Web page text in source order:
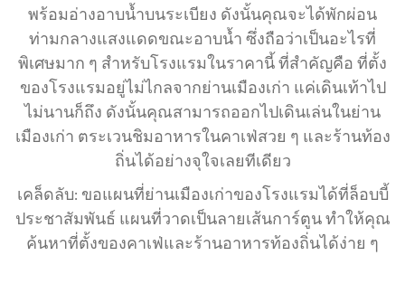
พร้อมอ่างอาบน้ำบนระเบียง ดังนั้นคุณจะได้พักผ่อน
ท่ามกลางแสงแดดขณะอาบน้ำ ซึ่งถือว่าเป็นอะไรที่
พิเศษมาก ๆ สำหรับโรงแรมในราคานี้ ที่สำคัญคือ ที่ตั้ง
ของโรงแรมอยู่ไม่ไกลจากย่านเมืองเก่า แค่เดินเท้าไป
ไม่นานก็ถึง ดังนั้นคุณสามารถออกไปเดินเล่นในย่าน
เมืองเก่า ตระเวนชิมอาหารในคาเฟ่สวย ๆ และร้านท้อง
ถิ่นได้อย่างจุใจเลยทีเดียว
เคล็ดลับ: ขอแผนที่ย่านเมืองเก่าของโรงแรมได้ที่ล็อบบี้
ประชาสัมพันธ์ แผนที่วาดเป็นลายเส้นการ์ตูน ทำให้คุณ
ค้นหาที่ตั้งของคาเฟ่และร้านอาหารท้องถิ่นได้ง่าย ๆ